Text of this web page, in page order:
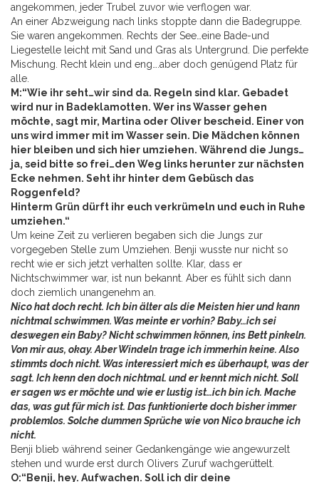
angekommen, jeder Trubel zuvor wie verflogen war.
An einer Abzweigung nach links stoppte dann die Badegruppe.
Sie waren angekommen. Rechts der See…eine Bade-und
Liegestelle leicht mit Sand und Gras als Untergrund. Die perfekte
Mischung. Recht klein und eng….aber doch genügend Platz für
alle.
M:“Wie ihr seht…wir sind da. Regeln sind klar. Gebadet
wird nur in Badeklamotten. Wer ins Wasser gehen
möchte, sagt mir, Martina oder Oliver bescheid. Einer von
uns wird immer mit im Wasser sein. Die Mädchen können
hier bleiben und sich hier umziehen. Während die Jungs…
ja, seid bitte so frei…den Weg links herunter zur nächsten
Ecke nehmen. Seht ihr hinter dem Gebüsch das
Roggenfeld?
Hinterm Grün dürft ihr euch verkrümeln und euch in Ruhe
umziehen.“
Um keine Zeit zu verlieren begaben sich die Jungs zur
vorgegeben Stelle zum Umziehen. Benji wusste nur nicht so
recht wie er sich jetzt verhalten sollte. Klar, dass er
Nichtschwimmer war, ist nun bekannt. Aber es fühlt sich dann
doch ziemlich unangenehm an.
Nico hat doch recht. Ich bin älter als die Meisten hier und kann
nichtmal schwimmen. Was meinte er vorhin? Baby…ich sei
deswegen ein Baby? Nicht schwimmen können, ins Bett pinkeln.
Von mir aus, okay. Aber Windeln trage ich immerhin keine. Also
stimmts doch nicht. Was interessiert mich es überhaupt, was der
sagt. Ich kenn den doch nichtmal. und er kennt mich nicht. Soll
er sagen ws er möchte und wie er lustig ist…ich bin ich. Mache
das, was gut für mich ist. Das funktionierte doch bisher immer
problemlos. Solche dummen Sprüche wie von Nico brauche ich
nicht.
Benji blieb während seiner Gedankengänge wie angewurzelt
stehen und wurde erst durch Olivers Zuruf wachgerüttelt.
O:“Benji, hey. Aufwachen. Soll ich dir deine